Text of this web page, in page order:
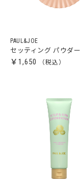
PAUL&JOE
セッティング パウダ
￥1,650